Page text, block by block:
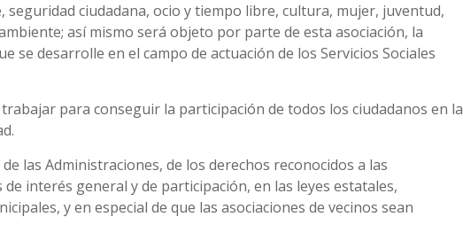
seguridad ciudadana, ocio y tiempo libre, cultura, mujer, juventud,
así mismo será objeto por parte de esta asociación, la
se desarrolle en el campo de actuación de los Servicios Sociales
para conseguir la participación de todos los ciudadanos en la
las Administraciones, de los derechos reconocidos a las
interés general y de participación, en las leyes estatales,
y en especial de que las asociaciones de vecinos sean